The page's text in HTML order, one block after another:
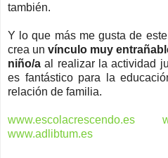
también.
Y lo que más me gusta de
crea unvínculo muy
niño/aal realizar la actividad
es fantástico para la
relación de familia.
www.escolacrescendo.es
www.adlibtum.es